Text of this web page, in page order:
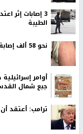
‏3 إصابات إثر
الطيبة
نحو 58 ألف إصابة بجدري الماء في قطاع غزة منذ بداية العام
أوامر
جبع شمال
ترامب: أعتقد